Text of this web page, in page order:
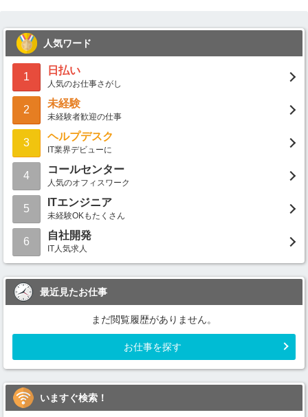
人気ワード
1
日払い
人気のお仕事さがし
2
未経験
未経験者歓迎の仕事
3
ヘルプデスク
IT業界デビューに
4
コールセンター
人気のオフィスワーク
5
ITエンジニア
未経験OKもたくさん
6
自社開発
IT人気求人
最近見たお仕事
まだ閲覧履歴がありません。
お仕事を探す
いますぐ検索！